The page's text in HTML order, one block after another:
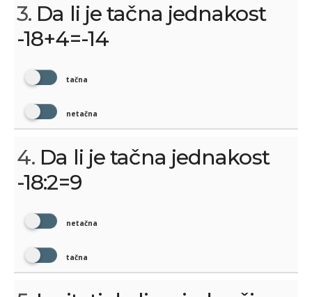
3. Da li je tačna jednakost
-18+4=-14
tačna
netačna
4. Da li je tačna jednakost
-18:2=9
netačna
tačna